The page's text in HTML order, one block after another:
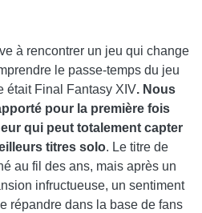
à rencontrer un jeu qui change
le passe-temps du jeu
était Final Fantasy XIV. Nous
pour la première fois
qui peut totalement capter
titres solo. Le titre de
au fil des ans, mais après un
infructueuse, un sentiment
répandre dans la base de fans